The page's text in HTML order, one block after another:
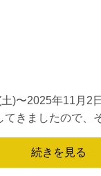
)〜2025年11月2
てきましたので、
続きを見る